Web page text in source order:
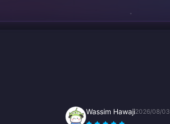
Wassim Hawaji2026/08/03